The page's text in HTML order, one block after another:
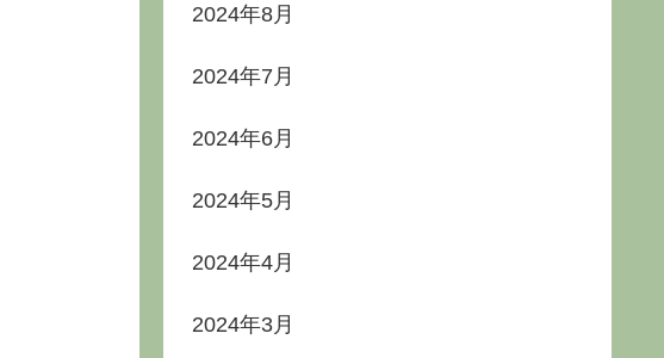
2024年8月
2024年7月
2024年6月
2024年5月
2024年4月
2024年3月